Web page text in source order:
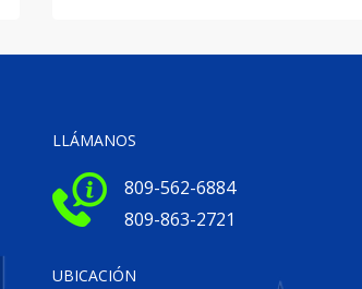
LLÁMANOS
809-562-6884
809-863-2721
UBICACIÓN